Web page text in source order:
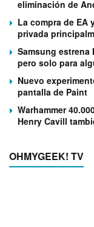
eliminación de
La compra de EA
privada
Samsung estrena
pero solo para
Nuevo
pantalla de Paint
Warhammer
Henry Cavill
OHMYGEEK! TV